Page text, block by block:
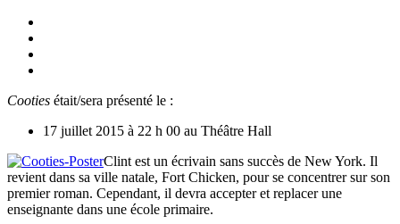
Cooties était/sera présenté le :
17 juillet 2015 à 22 h 00 au Théâtre Hall
Clint est un écrivain sans succès de New York. Il
revient dans sa ville natale, Fort Chicken, pour se concentrer sur son
premier roman. Cependant, il devra accepter et replacer une
enseignante dans une école primaire.